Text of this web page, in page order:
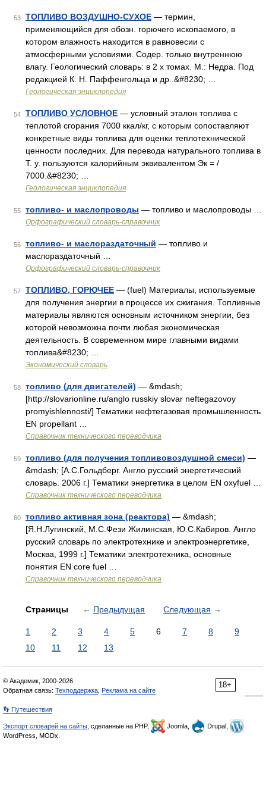
53 ТОПЛИВО ВОЗДУШНО-СУХОЕ — термин,
применяющийся для обозн. горючего ископаемого, в
котором влажность находится в равновесии с
атмосферными условиями. Содер. только внутреннюю
влагу. Геологический словарь: в 2 х томах. М.: Недра. Под
редакцией К. Н. Паффенгольца и др..&#8230; …
Геологическая энциклопедия
54 ТОПЛИВО УСЛОВНОЕ — условный эталон топлива с
теплотой сгорания 7000 ккал/кг, с которым сопоставляют
конкретные виды топлива для оценки теплотехнической
ценности последних. Для перевода натурального топлива в
Т. у. пользуются калорийным эквивалентом Эк = /
7000.&#8230; …
Геологическая энциклопедия
55 топливо- и маслопроводы — топливо и маслопроводы …
Орфографический словарь-справочник
56 топливо- и маслораздаточный — топливо и
маслораздаточный …
Орфографический словарь-справочник
57 ТОПЛИВО, ГОРЮЧЕЕ — (fuel) Материалы, используемые
для получения энергии в процессе их сжигания. Топливные
материалы являются основным источником энергии, без
которой невозможна почти любая экономическая
деятельность. В современном мире главными видами
топлива&#8230; …
Экономический словарь
58 топливо (для двигателей) — &mdash;
[http://slovarionline.ru/anglo russkiy slovar neftegazovoy
promyishlennosti/] Тематики нефтегазовая промышленность
EN propellant …
Справочник технического переводчика
59 топливо (для получения топливовоздушной смеси) —
&mdash; [А.С.Гольдберг. Англо русский энергетический
словарь. 2006 г.] Тематики энергетика в целом EN oxyfuel …
Справочник технического переводчика
60 топливо активная зона (реактора) — &mdash;
[Я.Н.Лугинский, М.С.Фези Жилинская, Ю.С.Кабиров. Англо
русский словарь по электротехнике и электроэнергетике,
Москва, 1999 г.] Тематики электротехника, основные
понятия EN core fuel …
Справочник технического переводчика
Страницы ← Предыдущая Следующая →
1 2 3 4 5 6 7 8
9
10
11 12 13
18+
© Академик, 2000-2026
Обратная связь: Техподдержка Реклама на сайте
👣 Путешествия
Экспорт словарей на сайты , сделанные на PHP, Joomla,
Drupal,
WordPress, MODx.